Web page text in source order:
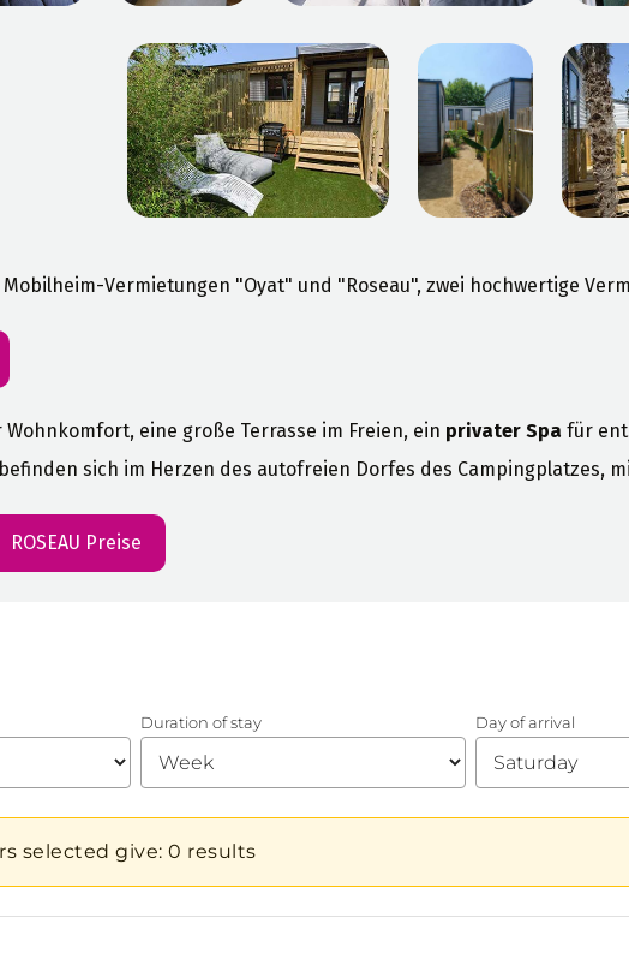
Vermietungen "Oyat" und "Roseau", zwei hochwertige
eine große Terrasse im Freien, ein privater Spa für
sich im Herzen des autofreien Dorfes des Campingplatzes,
ROSEAU Preise